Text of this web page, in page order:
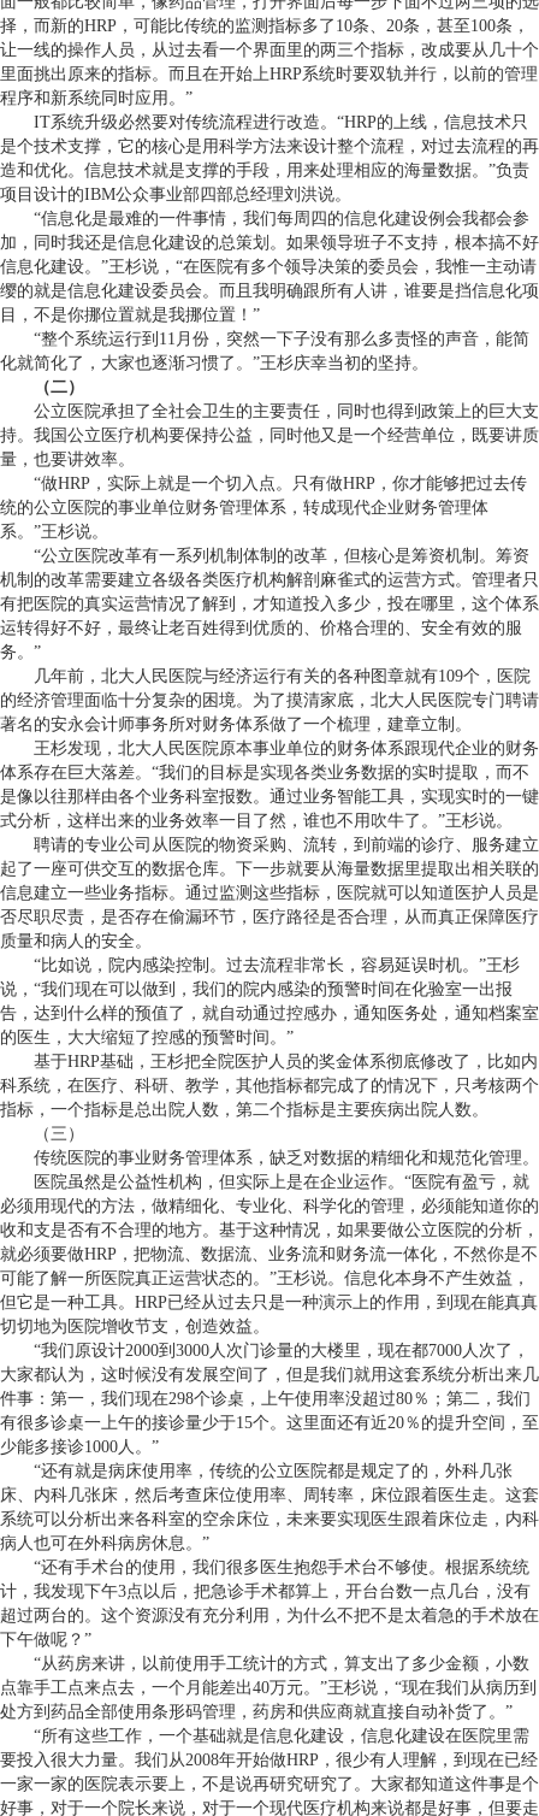
择，而新的HRP，可能比传统的监测指标多了10条、20条，甚至100条，
让一线的操作人员，从过去看一个界面里的两三个指标，改成要从几十个
里面挑出原来的指标。而且在开始上HRP系统时要双轨并行，以前的管理
程序和新系统同时应用。”
IT系统升级必然要对传统流程进行改造。“HRP的上线，信息技术只
是个技术支撑，它的核心是用科学方法来设计整个流程，对过去流程的再
造和优化。信息技术就是支撑的手段，用来处理相应的海量数据。”负责
项目设计的IBM公众事业部四部总经理刘洪说。
“信息化是最难的一件事情，我们每周四的信息化建设例会我都会参
加，同时我还是信息化建设的总策划。如果领导班子不支持，根本搞不好
信息化建设。”王杉说，“在医院有多个领导决策的委员会，我惟一主动请
缨的就是信息化建设委员会。而且我明确跟所有人讲，谁要是挡信息化项
目，不是你挪位置就是我挪位置！”
“整个系统运行到11月份，突然一下子没有那么多责怪的声音，能简
化就简化了，大家也逐渐习惯了。”王杉庆幸当初的坚持。
（二）
公立医院承担了全社会卫生的主要责任，同时也得到政策上的巨大支
持。我国公立医疗机构要保持公益，同时他又是一个经营单位，既要讲质
量，也要讲效率。
“做HRP，实际上就是一个切入点。只有做HRP，你才能够把过去传
统的公立医院的事业单位财务管理体系，转成现代企业财务管理体
系。”王杉说。
“公立医院改革有一系列机制体制的改革，但核心是筹资机制。筹资
机制的改革需要建立各级各类医疗机构解剖麻雀式的运营方式。管理者只
有把医院的真实运营情况了解到，才知道投入多少，投在哪里，这个体系
运转得好不好，最终让老百姓得到优质的、价格合理的、安全有效的服
务。”
几年前，北大人民医院与经济运行有关的各种图章就有109个，医院
的经济管理面临十分复杂的困境。为了摸清家底，北大人民医院专门聘请
著名的安永会计师事务所对财务体系做了一个梳理，建章立制。
王杉发现，北大人民医院原本事业单位的财务体系跟现代企业的财务
体系存在巨大落差。“我们的目标是实现各类业务数据的实时提取，而不
是像以往那样由各个业务科室报数。通过业务智能工具，实现实时的一键
式分析，这样出来的业务效率一目了然，谁也不用吹牛了。”王杉说。
聘请的专业公司从医院的物资采购、流转，到前端的诊疗、服务建立
起了一座可供交互的数据仓库。下一步就要从海量数据里提取出相关联的
信息建立一些业务指标。通过监测这些指标，医院就可以知道医护人员是
否尽职尽责，是否存在偷漏环节，医疗路径是否合理，从而真正保障医疗
质量和病人的安全。
“比如说，院内感染控制。过去流程非常长，容易延误时机。”王杉
说，“我们现在可以做到，我们的院内感染的预警时间在化验室一出报
告，达到什么样的预值了，就自动通过控感办，通知医务处，通知档案室
的医生，大大缩短了控感的预警时间。”
基于HRP基础，王杉把全院医护人员的奖金体系彻底修改了，比如内
科系统，在医疗、科研、教学，其他指标都完成了的情况下，只考核两个
指标，一个指标是总出院人数，第二个指标是主要疾病出院人数。
（三）
传统医院的事业财务管理体系，缺乏对数据的精细化和规范化管理。
医院虽然是公益性机构，但实际上是在企业运作。“医院有盈亏，就
必须用现代的方法，做精细化、专业化、科学化的管理，必须能知道你的
收和支是否有不合理的地方。基于这种情况，如果要做公立医院的分析，
就必须要做HRP，把物流、数据流、业务流和财务流一体化，不然你是不
可能了解一所医院真正运营状态的。”王杉说。信息化本身不产生效益，
但它是一种工具。HRP已经从过去只是一种演示上的作用，到现在能真真
切切地为医院增收节支，创造效益。
“我们原设计2000到3000人次门诊量的大楼里，现在都7000人次了，
大家都认为，这时候没有发展空间了，但是我们就用这套系统分析出来几
件事：第一，我们现在298个诊桌，上午使用率没超过80％；第二，我们
有很多诊桌一上午的接诊量少于15个。这里面还有近20％的提升空间，至
少能多接诊1000人。”
“还有就是病床使用率，传统的公立医院都是规定了的，外科几张
床、内科几张床，然后考查床位使用率、周转率，床位跟着医生走。这套
系统可以分析出来各科室的空余床位，未来要实现医生跟着床位走，内科
病人也可在外科病房休息。”
“还有手术台的使用，我们很多医生抱怨手术台不够使。根据系统统
计，我发现下午3点以后，把急诊手术都算上，开台台数一点几台，没有
超过两台的。这个资源没有充分利用，为什么不把不是太着急的手术放在
下午做呢？”
“从药房来讲，以前使用手工统计的方式，算支出了多少金额，小数
点靠手工点来点去，一个月能差出40万元。”王杉说，“现在我们从病历到
处方到药品全部使用条形码管理，药房和供应商就直接自动补货了。”
“所有这些工作，一个基础就是信息化建设，信息化建设在医院里需
要投入很大力量。我们从2008年开始做HRP，很少有人理解，到现在已经
一家一家的医院表示要上，不是说再研究研究了。大家都知道这件事是个
好事，对于一个院长来说，对于一个现代医疗机构来说都是好事，但要走